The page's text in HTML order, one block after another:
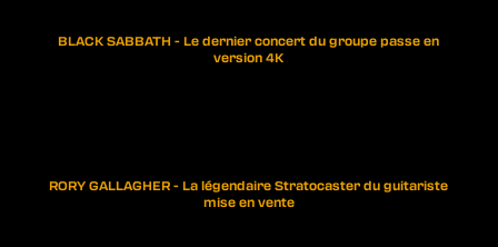
BLACK SABBATH - Le dernier concert du groupe passe en
version 4K
RORY GALLAGHER - La légendaire Stratocaster du guitariste
mise en vente